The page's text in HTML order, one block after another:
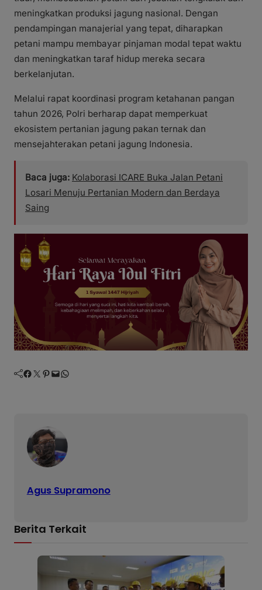
meningkatkan produksi jagung nasional. Dengan
pendampingan manajerial yang tepat, diharapkan
petani mampu membayar pinjaman modal tepat waktu
dan meningkatkan taraf hidup mereka secara
berkelanjutan.
Melalui rapat koordinasi program ketahanan pangan
tahun 2026, Polri berharap dapat memperkuat
ekosistem pertanian jagung pakan ternak dan
mensejahterakan petani jagung Indonesia.
Baca juga: Kolaborasi ICARE Buka Jalan Petani
Losari Menuju Pertanian Modern dan Berdaya
Saing
Facebook Twitter Pinterest Mail WhatsApp
Agus Supramono
Berita Terkait